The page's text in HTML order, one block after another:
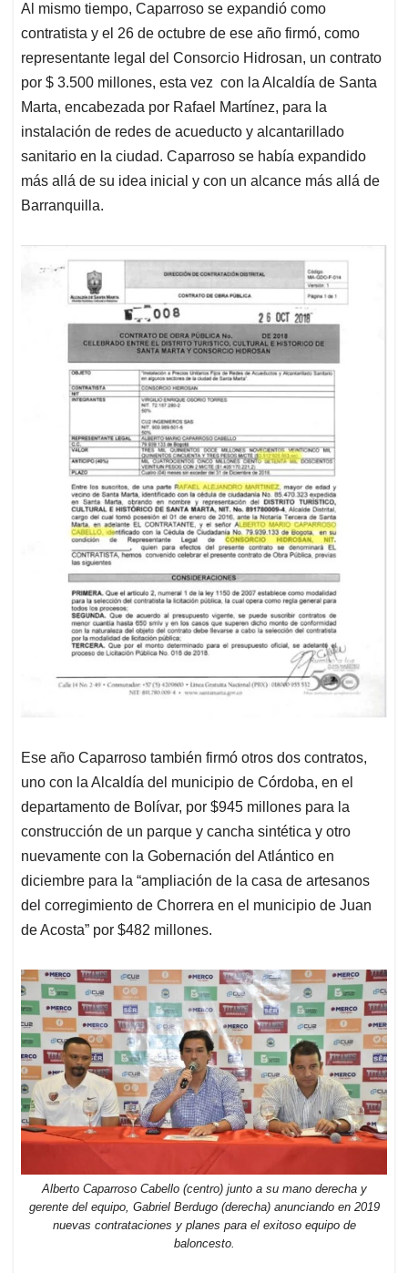
Al mismo tiempo, Caparroso se expandió como
contratista y el 26 de octubre de ese año firmó, como
representante legal del Consorcio Hidrosan, un contrato
por $ 3.500 millones, esta vez con la Alcaldía de Santa
Marta, encabezada por Rafael Martínez, para la
instalación de redes de acueducto y alcantarillado
sanitario en la ciudad. Caparroso se había expandido
más allá de su idea inicial y con un alcance más allá de
Barranquilla.
Ese año Caparroso también firmó otros dos contratos,
uno con la Alcaldía del municipio de Córdoba, en el
departamento de Bolívar, por $945 millones para la
construcción de un parque y cancha sintética y otro
nuevamente con la Gobernación del Atlántico en
diciembre para la “ampliación de la casa de artesanos
del corregimiento de Chorrera en el municipio de Juan
de Acosta” por $482 millones.
Alberto Caparroso Cabello (centro) junto a su mano derecha y
gerente del equipo, Gabriel Berdugo (derecha) anunciando en 2019
nuevas contrataciones y planes para el exitoso equipo de
baloncesto.